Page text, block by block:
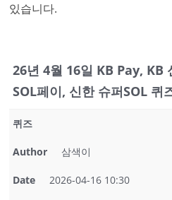
있습니다.
26년 4월 16일 KB Pay, KB
SOL페이, 신한 슈퍼SOL 퀴
퀴즈
Author 삼색이
Date 2026-04-16 10:30